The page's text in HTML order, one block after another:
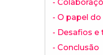
-
- O papel
- Desafios
- Conclusão